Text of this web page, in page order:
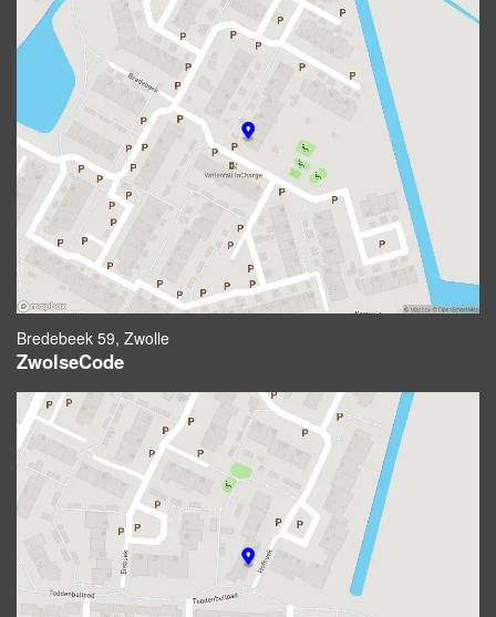
Bredebeek 59, Zwolle
ZwolseCode